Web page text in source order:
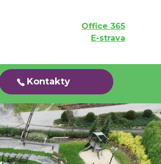
Office 365
E-strava
Kontakty